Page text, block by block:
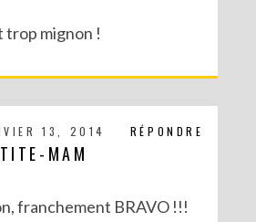
DE L’AVENT TOUT EN IMAGES
trop mignon !
RÉPONDRE
13, 2014
MAM
franchement BRAVO !!!